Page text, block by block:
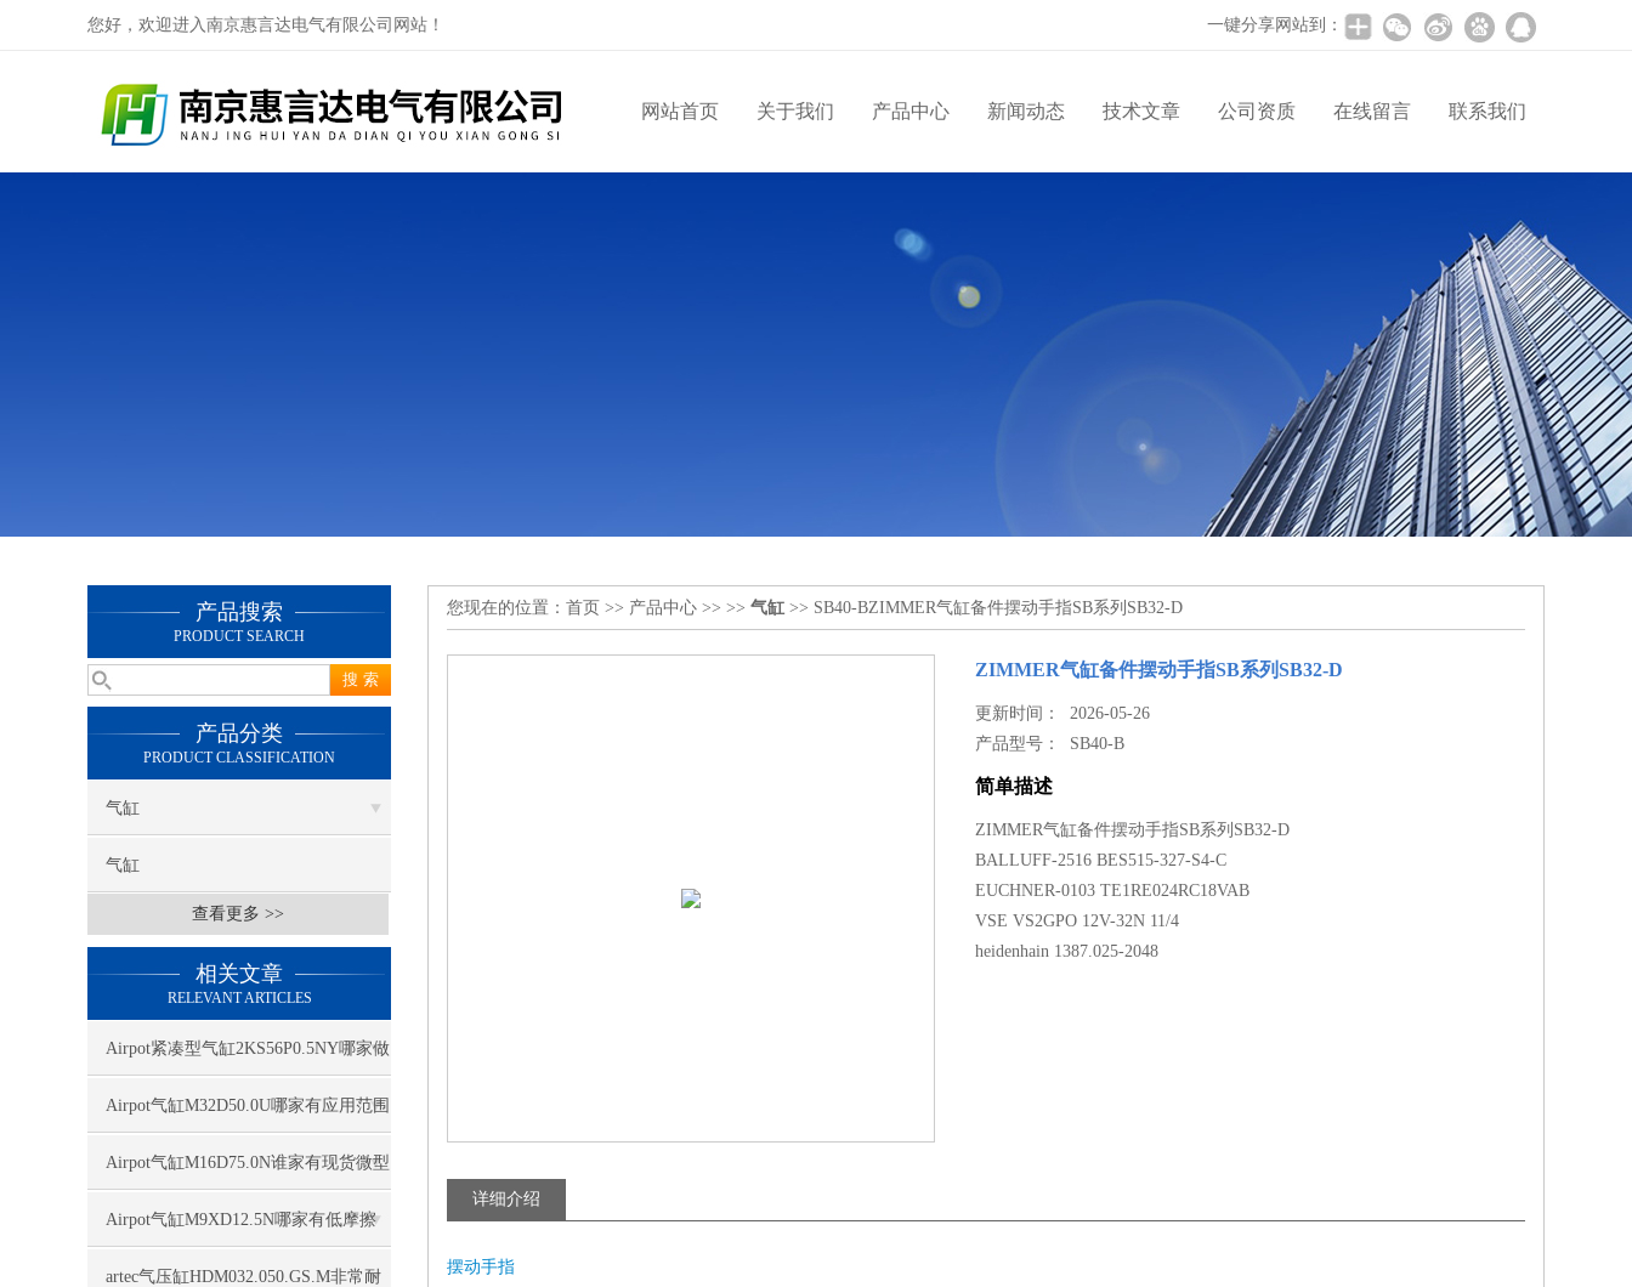
您好，欢迎进入南京惠言达电气有限公司网站！ 一键分享网站到：
网站首页 关于我们 产品中心 新闻动态 技术文章 公司资质 在线留言 联系我们
产品搜索
PRODUCT SEARCH
产品分类
PRODUCT CLASSIFICATION
气缸
气缸
查看更多 >>
相关文章
RELEVANT ARTICLES
Airpot紧凑型气缸2KS56P0.5NY哪家做
比较靠谱
Airpot气缸M32D50.0U哪家有应用范围
Airpot气缸M16D75.0N谁家有现货微型
Airpot气缸M9XD12.5N哪家有低摩擦
artec气压缸HDM032.050.GS.M非常耐
您现在的位置： 首页 >> 产品中心 >> >> 气缸 >> SB40-BZIMMER气缸备件摆动手指SB系列SB32-D
ZIMMER气缸备件摆动手指SB系列SB32-D
更新时间： 2026-05-26
产品型号： SB40-B
简单描述
ZIMMER气缸备件摆动手指SB系列SB32-D
BALLUFF-2516 BES515-327-S4-C
EUCHNER-0103 TE1RE024RC18VAB
VSE VS2GPO 12V-32N 11/4
heidenhain 1387.025-2048
详细介绍
摆动手指